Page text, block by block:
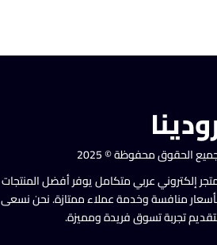
الحقوق محفوظة © 2025
إلكتروني عربي متكامل يوفر أفضل المنتجات
منافسة وخدمة عملاء ممتازة. نحن نسعى
تجربة تسوق فريدة ومميزة.